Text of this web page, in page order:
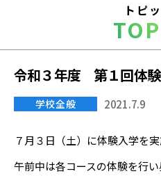
高
等
学
校
トピ
令和３年度 第１回体験
学校全般 2021.7.9
７月３日（土）に体験入学を実
午前中は各コースの体験を行